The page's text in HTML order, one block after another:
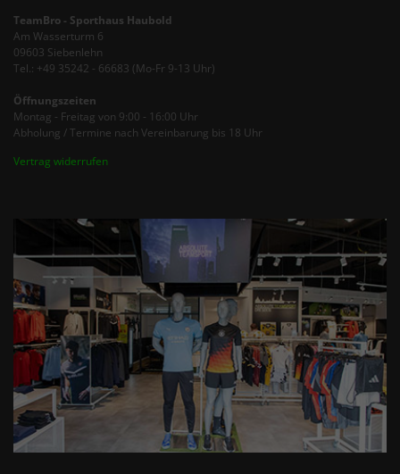
TeamBro - Sporthaus Haubold
Am Wasserturm 6
09603 Siebenlehn
Tel.: +49 35242 - 66683 (Mo-Fr 9-13 Uhr)
Öffnungszeiten
Montag - Freitag von 9:00 - 16:00 Uhr
Abholung / Termine nach Vereinbarung bis 18 Uhr
Vertrag widerrufen